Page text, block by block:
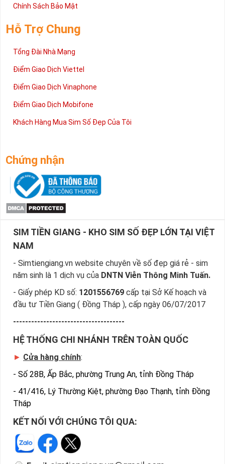
Chính Sách Bảo Mật
Hỗ Trợ Chung
Tổng Đài Nhà Mạng
Điểm Giao Dịch Viettel
Điểm Giao Dịch Vinaphone
Điểm Giao Dịch Mobifone
Khách Hàng Mua Sim Số Đẹp Của Tôi
Chứng nhận
SIM TIỀN GIANG - KHO SIM SỐ ĐẸP LỚN TẠI VIỆT
NAM
- Simtiengiang.vn website chuyên về số đẹp giá rẻ - sim
năm sinh là 1 dịch vụ của DNTN Viễn Thông Minh Tuấn.
- Giấy phép KD số: 1201556769 cấp tại Sở Kế hoạch và
đầu tư Tiền Giang ( Đồng Tháp ), cấp ngày 06/07/2017
-------------------------------------
HỆ THỐNG CHI NHÁNH TRÊN TOÀN QUỐC
► Cửa hàng chính:
- Số 28B, Ấp Bắc, phường Trung An, tỉnh Đồng Tháp
- 41/416, Lý Thường Kiệt, phường Đạo Thạnh, tỉnh Đồng
Tháp
KẾT NỐI VỚI CHÚNG TÔI QUA: